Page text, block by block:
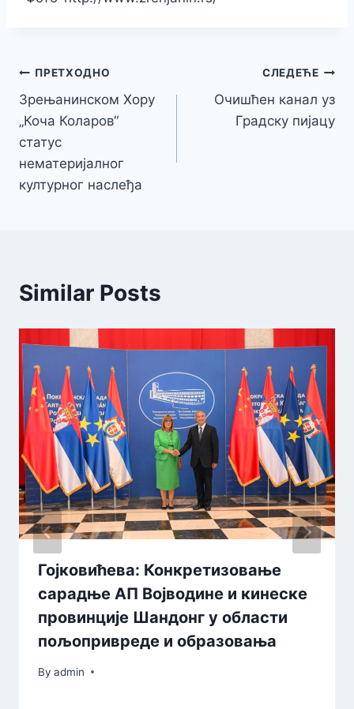
Кретање
чланка
ПРЕТХОДНО
Зрењанинском Хору
„Коча Коларов“
статус
нематеријалног
културног наслеђа
СЛЕДЕЋЕ
Очишћен канал уз
Градску пијацу
Similar Posts
Гојковићева: Конкретизовање
сарадње АП Војводине и кинеске
провинције Шандонг у области
пољопривреде и образовања
By admin